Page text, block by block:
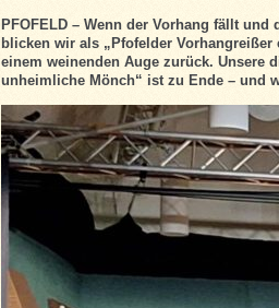
PFOFELD – Wenn der Vorhang fällt und
blicken wir als „Pfofelder
einem weinenden Auge zurück. Unsere
unheimliche Mönch“ ist zu Ende – und